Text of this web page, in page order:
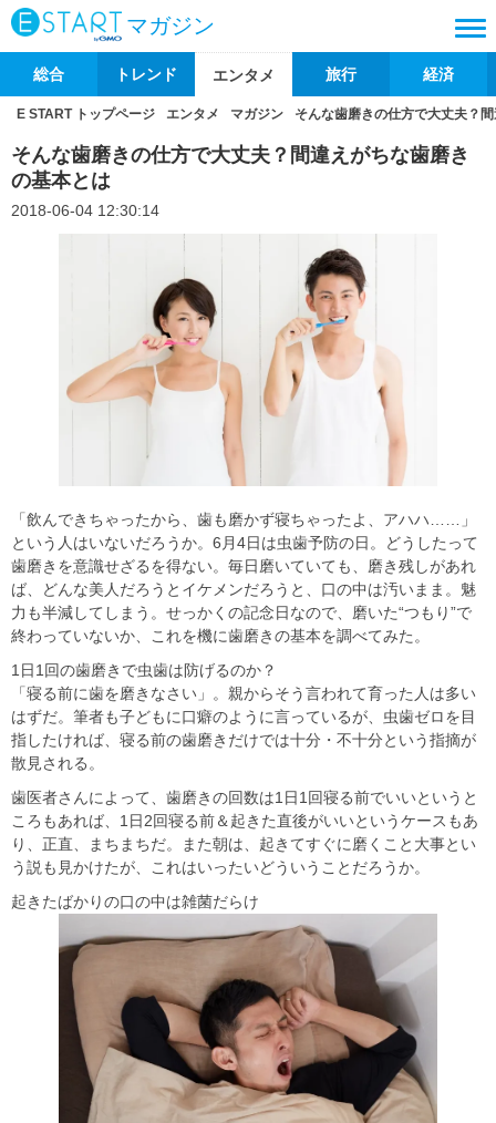
マガジン
総合 トレンド エンタメ 旅行 経済
E START トップページ エンタメ マガジン そんな歯磨きの仕方で大丈夫？
そんな歯磨きの仕方で大丈夫？間違えがちな歯磨き
の基本とは
2018-06-04 12:30:14
「飲んできちゃったから、歯も磨かず寝ちゃったよ、アハハ……」
という人はいないだろうか。6月4日は虫歯予防の日。どうしたって
歯磨きを意識せざるを得ない。毎日磨いていても、磨き残しがあれ
ば、どんな美人だろうとイケメンだろうと、口の中は汚いまま。魅
力も半減してしまう。せっかくの記念日なので、磨いた“つもり”で
終わっていないか、これを機に歯磨きの基本を調べてみた。
1日1回の歯磨きで虫歯は防げるのか？
「寝る前に歯を磨きなさい」。親からそう言われて育った人は多い
はずだ。筆者も子どもに口癖のように言っているが、虫歯ゼロを目
指したければ、寝る前の歯磨きだけでは十分・不十分という指摘が
散見される。
歯医者さんによって、歯磨きの回数は1日1回寝る前でいいというと
ころもあれば、1日2回寝る前＆起きた直後がいいというケースもあ
り、正直、まちまちだ。また朝は、起きてすぐに磨くこと大事とい
う説も見かけたが、これはいったいどういうことだろうか。
起きたばかりの口の中は雑菌だらけ